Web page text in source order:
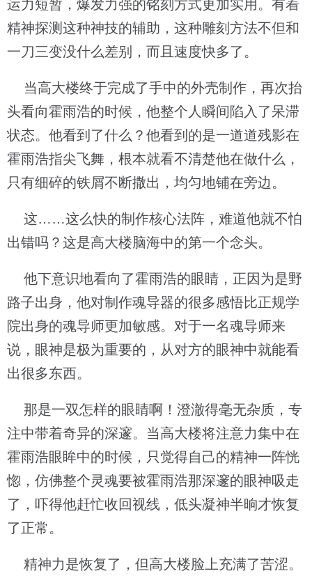
运力短暂，爆发力强的铭刻方式更加实用。有着
精神探测这种神技的辅助，这种雕刻方法不但和
一刀三变没什么差别，而且速度快多了。
当高大楼终于完成了手中的外壳制作，再次抬
头看向霍雨浩的时候，他整个人瞬间陷入了呆滞
状态。他看到了什么？他看到的是一道道残影在
霍雨浩指尖飞舞，根本就看不清楚他在做什么，
只有细碎的铁屑不断撒出，均匀地铺在旁边。
这……这么快的制作核心法阵，难道他就不怕
出错吗？这是高大楼脑海中的第一个念头。
他下意识地看向了霍雨浩的眼睛，正因为是野
路子出身，他对制作魂导器的很多感悟比正规学
院出身的魂导师更加敏感。对于一名魂导师来
说，眼神是极为重要的，从对方的眼神中就能看
出很多东西。
那是一双怎样的眼睛啊！澄澈得毫无杂质，专
注中带着奇异的深邃。当高大楼将注意力集中在
霍雨浩眼眸中的时候，只觉得自己的精神一阵恍
惚，仿佛整个灵魂要被霍雨浩那深邃的眼神吸走
了，吓得他赶忙收回视线，低头凝神半晌才恢复
了正常。
精神力是恢复了，但高大楼脸上充满了苦涩。